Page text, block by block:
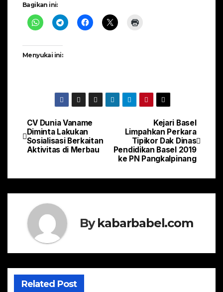
Bagikan ini:
Menyukai ini:
Navigasi
pos
Kejari Basel
Limpahkan Perkara
Tipikor Dak Dinas
Pendidikan Basel 2019
ke PN Pangkalpinang
CV Dunia Vaname
Diminta Lakukan
Sosialisasi Berkaitan
Aktivitas di Merbau
Bykabarbabel.com
Related Post